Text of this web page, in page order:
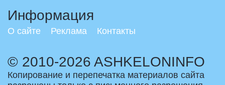
Информация
О сайте Реклама Контакты
© 2010-2026 ASHKELONINFO
Копирование и перепечатка материалов сайта